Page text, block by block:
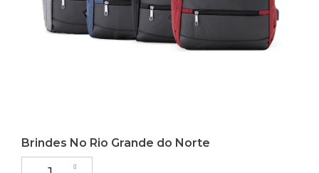
Brindes No Rio Grande do Norte